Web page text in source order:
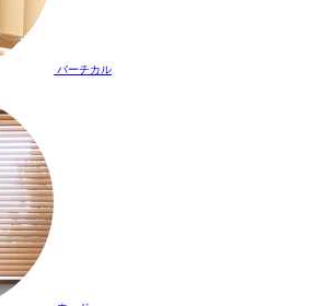
バーチカル